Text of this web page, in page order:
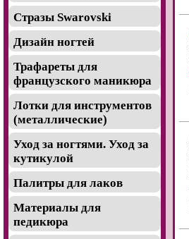
Стразы Swarovski
Дизайн ногтей
Трафареты для
французского маникюра
Лотки для инструментов
(металлические)
Уход за ногтями. Уход за
кутикулой
Палитры для лаков
Материалы для
педикюра